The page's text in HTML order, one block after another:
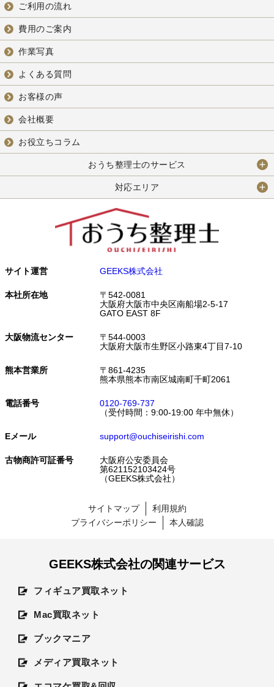
ご利用の流れ
費用のご案内
作業写真
よくある質問
お客様の声
会社概要
お役立ちコラム
おうち整理士のサービス
対応エリア
サイト運営 GEEKS株式会社
本社所在地
〒542-0081
大阪府大阪市中央区南船場2-5-17
GATO EAST 8F
大阪物流センター
〒544-0003
大阪府大阪市生野区小路東4丁目7-10
熊本営業所
〒861-4235
熊本県熊本市南区城南町千町2061
電話番号
0120-769-737
（受付時間：9:00-19:00 年中無休）
Eメール support@ouchiseirishi.com
古物商許可証番号
大阪府公安委員会
第621152103424号
（GEEKS株式会社）
サイトマップ
利用規約
プライバシーポリシー
本人確認
GEEKS株式会社の関連サービス
フィギュア買取ネット
Mac買取ネット
ブックマニア
メディア買取ネット